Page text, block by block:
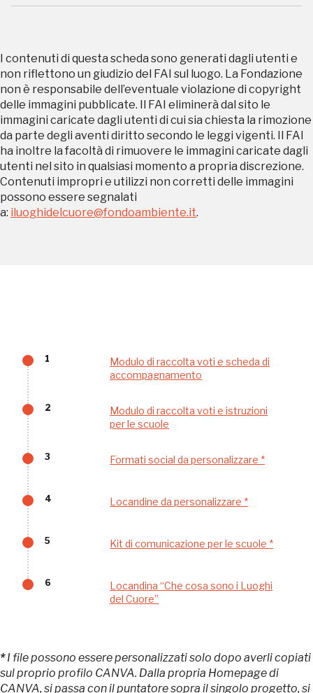
I contenuti di questa scheda sono generati dagli utenti e
non riflettono un giudizio del FAI sul luogo. La Fondazione
non è responsabile dell’eventuale violazione di copyright
delle immagini pubblicate. Il FAI eliminerà dal sito le
immagini caricate dagli utenti di cui sia chiesta la rimozione
da parte degli aventi diritto secondo le leggi vigenti. Il FAI
ha inoltre la facoltà di rimuovere le immagini caricate dagli
utenti nel sito in qualsiasi momento a propria discrezione.
Contenuti impropri e utilizzi non corretti delle immagini
possono essere segnalati
a: iluoghidelcuore@fondoambiente.it.
1
Modulo di raccolta voti e scheda di
accompagnamento
2
Modulo di raccolta voti e istruzioni
per le scuole
3 Formati social da personalizzare *
4 Locandine da personalizzare *
5 Kit di comunicazione per le scuole *
6
Locandina “Che cosa sono i Luoghi
del Cuore”
*I file possono essere personalizzati solo dopo averli copiati
sul proprio profilo CANVA. Dalla propria Homepage di
CANVA, si passa con il puntatore sopra il singolo progetto, si
organizzati
REGISTRATI
Regalati 365 giorni di arte e cultura nell'Italia
più bella, risparmiando.
ISCRIVITI AL FAI
Ingresso gratuito
Palazzo Strozzi
Tutto questo non
senza di te